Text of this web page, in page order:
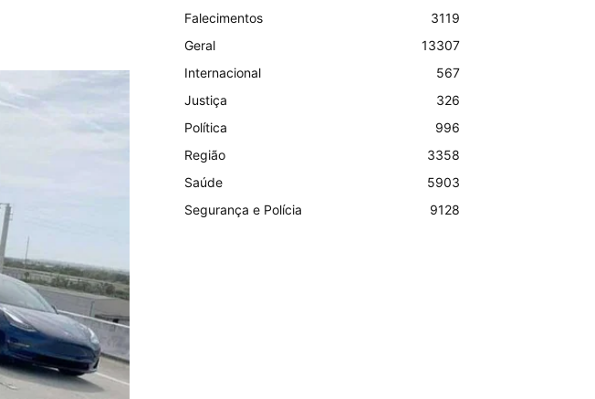
Falecimentos
3119
Geral
13307
Internacional
567
Justiça
326
Política
996
Região
3358
Saúde
5903
Segurança e Polícia
9128